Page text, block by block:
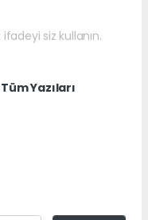
siz kullanın.
Yazıları